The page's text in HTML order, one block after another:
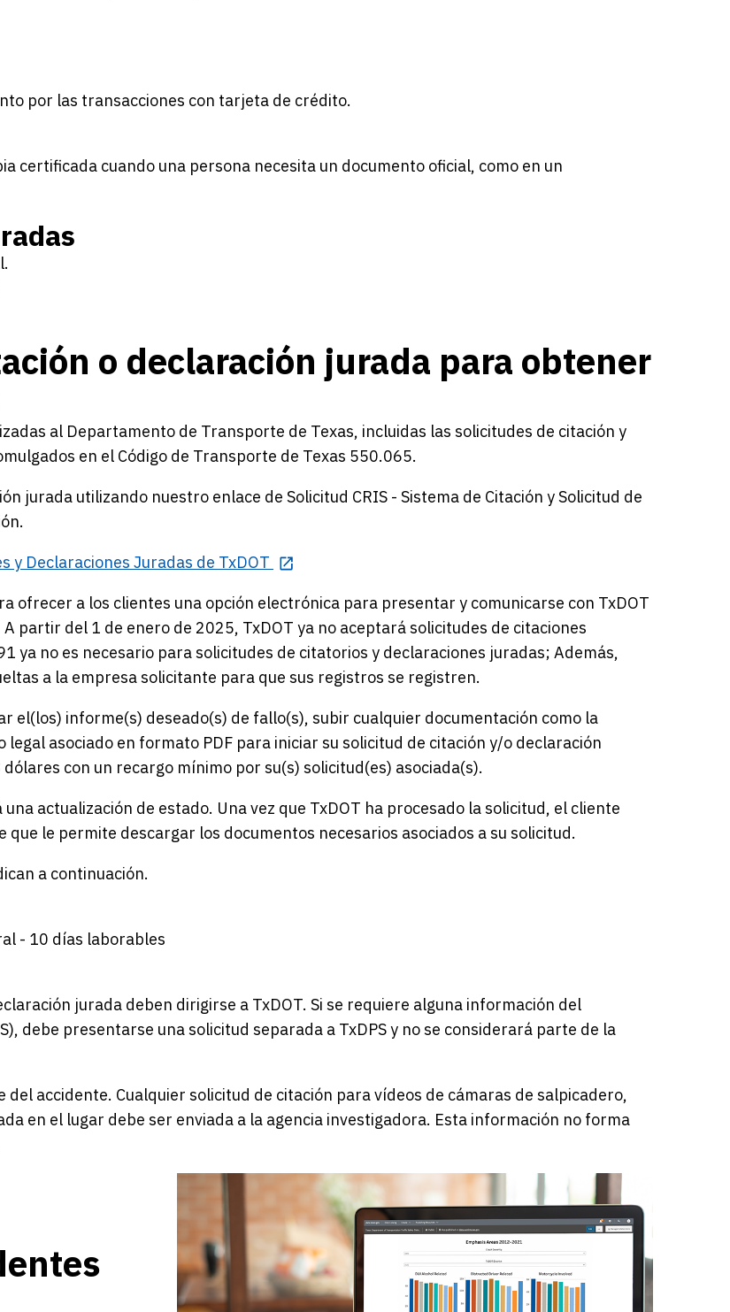
por las transacciones con tarjeta de crédito.
certificada cuando una persona necesita un documento oficial, como en un
o declaración jurada para obtener
al Departamento de Transporte de Texas, incluidas las solicitudes de citación y
en el Código de Transporte de Texas 550.065.
jurada utilizando nuestro enlace de Solicitud CRIS - Sistema de Citación y Solicitud de
y Declaraciones Juradas de TxDOT
ofrecer a los clientes una opción electrónica para presentar y comunicarse con TxDOT
partir del 1 de enero de 2025, TxDOT ya no aceptará solicitudes de citaciones
ya no es necesario para solicitudes de citatorios y declaraciones juradas; Además,
a la empresa solicitante para que sus registros se registren.
el(los) informe(s) deseado(s) de fallo(s), subir cualquier documentación como la
asociado en formato PDF para iniciar su solicitud de citación y/o declaración
con un recargo mínimo por su(s) solicitud(es) asociada(s).
actualización de estado. Una vez que TxDOT ha procesado la solicitud, el cliente
le permite descargar los documentos necesarios asociados a su solicitud.
a continuación.
- 10 días laborables
jurada deben dirigirse a TxDOT. Si se requiere alguna información del
debe presentarse una solicitud separada a TxDPS y no se considerará parte de la
accidente. Cualquier solicitud de citación para vídeos de cámaras de salpicadero,
en el lugar debe ser enviada a la agencia investigadora. Esta información no forma